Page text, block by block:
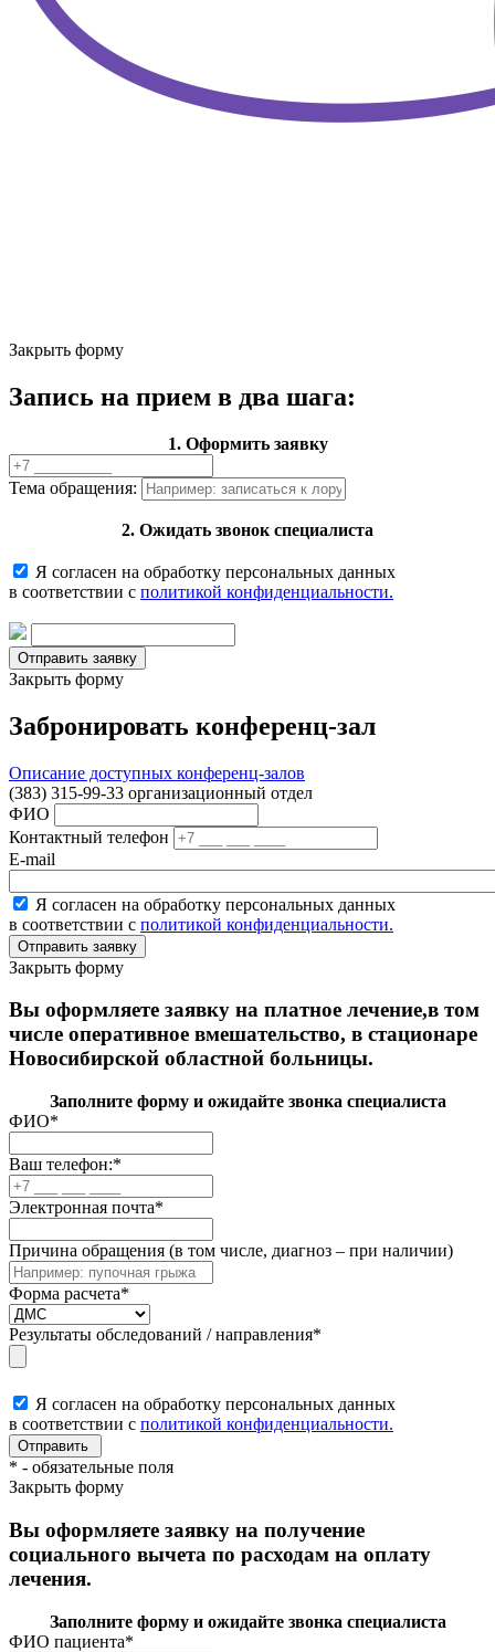
Закрыть форму
Запись на прием в два шага:
1. Оформить заявку
Тема обращения:
2. Ожидать звонок специалиста
Я согласен на обработку персональных данных
в соответствии с политикой конфиденциальности.
Закрыть форму
Забронировать конференц-зал
Описание доступных конференц-залов
(383) 315-99-33 организационный отдел
ФИО
Контактный телефон
E-mail
Я согласен на обработку персональных данных
в соответствии с политикой конфиденциальности.
Закрыть форму
Вы оформляете заявку на платное лечение,в том
числе оперативное вмешательство, в стационаре
Новосибирской областной больницы.
Заполните форму и ожидайте звонка специалиста
ФИО*
Ваш телефон:*
Электронная почта*
Причина обращения (в том числе, диагноз – при наличии)
Форма расчета*
Результаты обследований / направления*
Я согласен на обработку персональных данных
в соответствии с политикой конфиденциальности.
* - обязательные поля
Закрыть форму
Вы оформляете заявку на получение
социального вычета по расходам на оплату
лечения.
Заполните форму и ожидайте звонка специалиста
ФИО пациента*